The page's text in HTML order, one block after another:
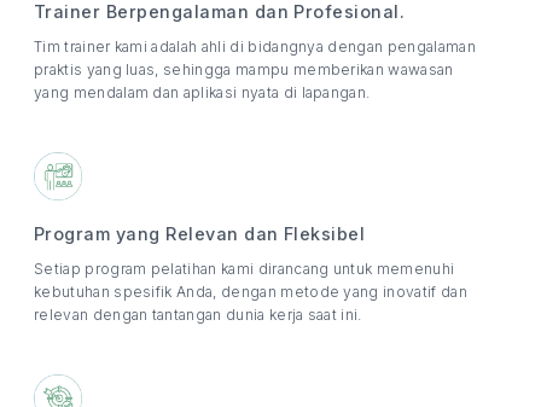
Trainer Berpengalaman dan Profesional.
Tim trainer kami adalah ahli di bidangnya dengan pengalaman
praktis yang luas, sehingga mampu memberikan wawasan
yang mendalam dan aplikasi nyata di lapangan.
Program yang Relevan dan Fleksibel
Setiap program pelatihan kami dirancang untuk memenuhi
kebutuhan spesifik Anda, dengan metode yang inovatif dan
relevan dengan tantangan dunia kerja saat ini.